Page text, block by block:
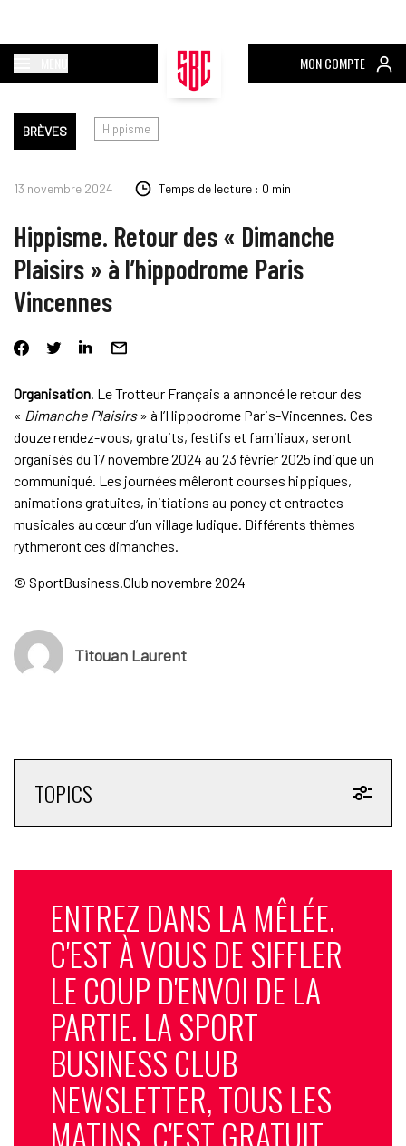
MON COMPTE
BRÈVES Hippisme
13 novembre 2024 Temps de lecture : 0 min
Hippisme. Retour des « Dimanche
Plaisirs » à l’hippodrome Paris
Vincennes
Organisation. Le Trotteur Français a annoncé le retour des
« Dimanche Plaisirs» à l’Hippodrome Paris-Vincennes. Ces
douze rendez-vous, gratuits, festifs et familiaux, seront
organisés du 17 novembre 2024 au 23 février 2025 indique un
communiqué. Les journées mêleront courses hippiques,
animations gratuites, initiations au poney et entractes
musicales au cœur d’un village ludique. Différents thèmes
rythmeront ces dimanches.
© SportBusiness.Club novembre 2024
Titouan Laurent
TOPICS
ENTREZ DANS LA MÊLÉE.
C'EST À VOUS DE SIFFLER
LE COUP D'ENVOI DE LA
PARTIE. LA SPORT
BUSINESS CLUB
NEWSLETTER, TOUS LES
MATINS, C'EST GRATUIT